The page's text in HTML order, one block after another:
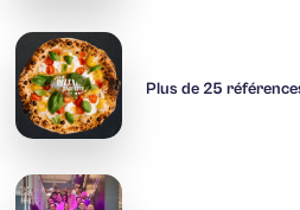
Plus de 25